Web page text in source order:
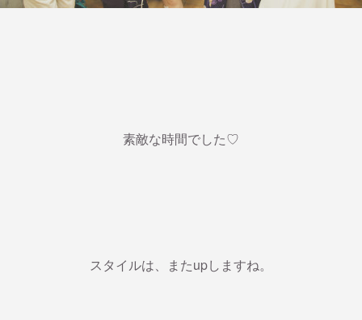
素敵な時間でした♡
スタイルは、またupしますね。